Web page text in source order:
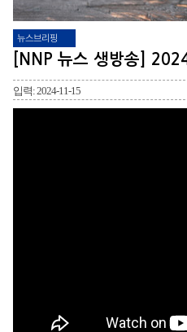
뉴스브리핑
[NNP 뉴스 생방송]
입력: 2024-11-15